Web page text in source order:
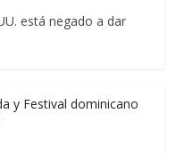
está negado a dar
y Festival dominicano